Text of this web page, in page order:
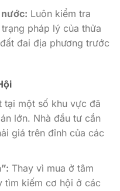
Luôn kiểm tra
pháp lý của thửa
đai địa phương trước
tại một số khu vực đã
lớn. Nhà đầu tư cần
giá trên đỉnh của các
Thay vì mua ở tâm
tìm kiếm cơ hội ở các